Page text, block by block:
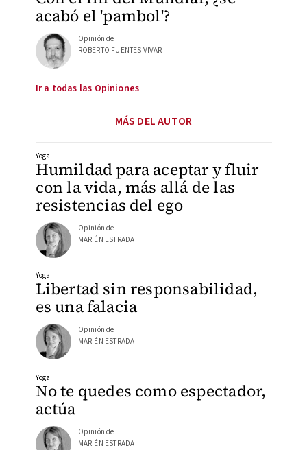
acabó el 'pambol'?
Opinión de
ROBERTO FUENTES VIVAR
Ir a todas las Opiniones
MÁS DEL AUTOR
Humildad para aceptar y fluir
con la vida, más allá de las
resistencias del ego
Yoga
Opinión de
MARIÉN ESTRADA
Libertad sin responsabilidad,
es una falacia
Yoga
Opinión de
MARIÉN ESTRADA
No te quedes como espectador,
actúa
Yoga
Opinión de
MARIÉN ESTRADA